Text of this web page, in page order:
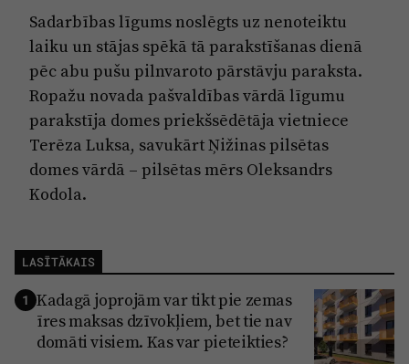
Sadarbības līgums noslēgts uz nenoteiktu
laiku un stājas spēkā tā parakstīšanas dienā
pēc abu pušu pilnvaroto pārstāvju paraksta.
Ropažu novada pašvaldības vārdā līgumu
parakstīja domes priekšsēdētāja vietniece
Terēza Luksa, savukārt Ņižinas pilsētas
domes vārdā – pilsētas mērs Oleksandrs
Kodola.
LASĪTĀKAIS
1 Kadagā joprojām var tikt pie zemas
īres maksas dzīvokļiem, bet tie nav
domāti visiem. Kas var pieteikties?